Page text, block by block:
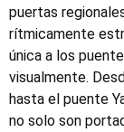
puertas
rítmicamente
única a los
visualmente.
hasta el puente
no solo son